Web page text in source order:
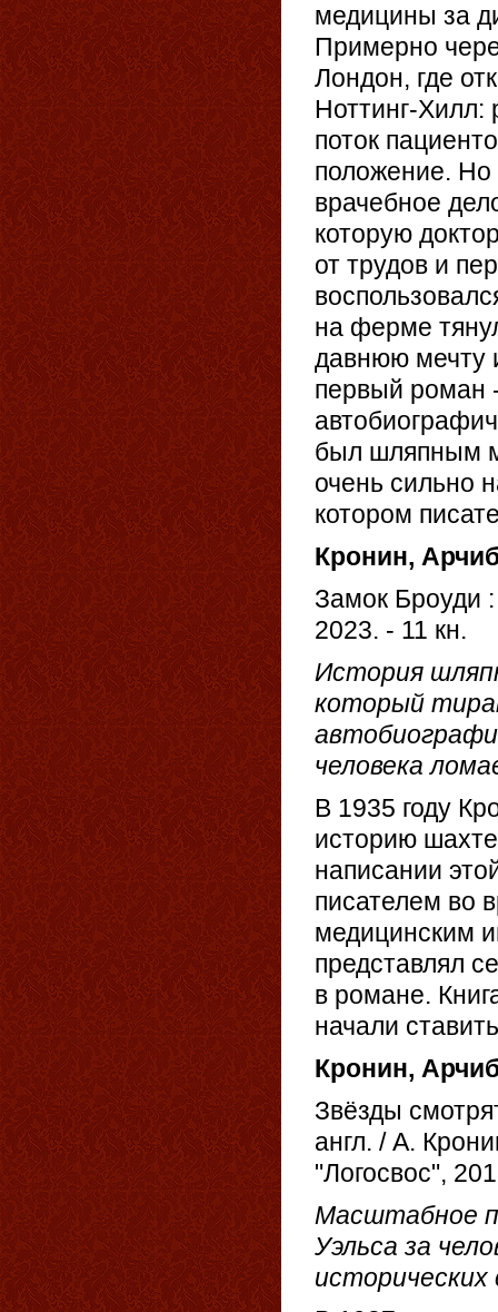
медицины за
Примерно
Лондон, где
Ноттинг-Хилл:
поток
положение. Но
врачебное
которую
от трудов и
на ферме
давнюю мечту
первый роман
был шляпным
очень сильно
котором
Кронин,
Замок Броуди
2023. - 11 кн.
История
который
человека
В 1935 году
историю
написании
писателем во
медицинским
представлял
в романе.
начали
Кронин,
Звёзды
англ. / А.
"Логосвос",
Масштабное
Уэльса за